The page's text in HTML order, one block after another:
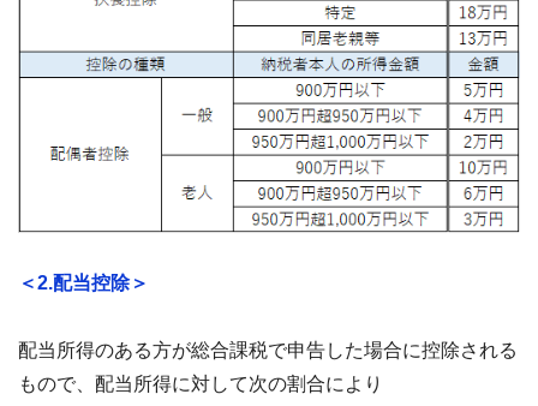
＜2.配当控除＞
配当所得のある方が総合課税で申告した場合に控除される
もので、配当所得に対して次の割合により